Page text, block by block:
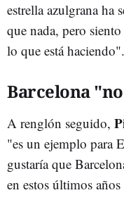
estrella azulgrana ha
que nada, pero
lo que está haciendo".
Barcelona
A renglón seguido,
"es un ejemplo para
gustaría que
en estos últimos